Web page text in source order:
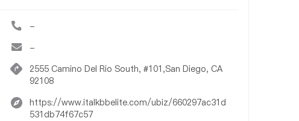
-
-
2555 Camino Del Rio South, #101,San Diego, CA
92108
https://www.italkbbelite.com/ubiz/660297ac31d
531db74f67c57